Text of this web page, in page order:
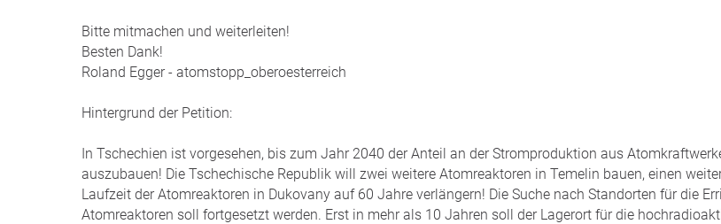
Bitte mitmachen und weiterleiten!
Besten Dank!
Roland Egger - atomstopp_oberoesterreich
Hintergrund der Petition:
In Tschechien ist vorgesehen, bis zum Jahr 2040 der Anteil an der Stromproduktion aus
auszubauen! Die Tschechische Republik will zwei weitere Atomreaktoren in Temelin bauen, einen
Laufzeit der Atomreaktoren in Dukovany auf 60 Jahre verlängern! Die Suche nach Standorten für die
Atomreaktoren soll fortgesetzt werden. Erst in mehr als 10 Jahren soll der Lagerort für die